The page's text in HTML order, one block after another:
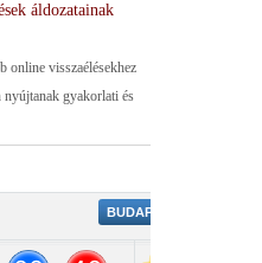
áldozatainak
online visszaélésekhez
nyújtanak gyakorlati és